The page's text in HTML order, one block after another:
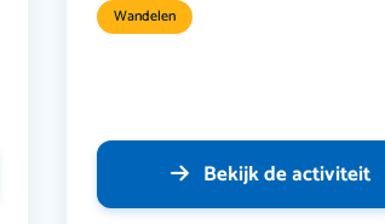
Wandelen
Bekijk de activiteit